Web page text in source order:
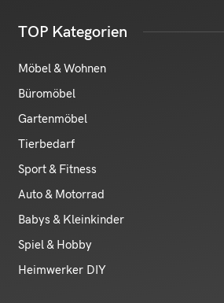
TOP Kategorien
Möbel & Wohnen
Büromöbel
Gartenmöbel
Tierbedarf
Sport & Fitness
Auto & Motorrad
Babys & Kleinkinder
Spiel & Hobby
Heimwerker DIY